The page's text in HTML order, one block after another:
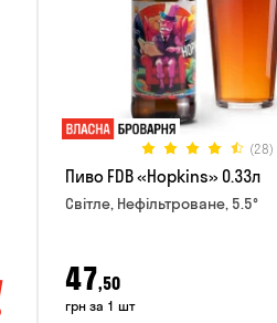
(28)
Пиво FDB «Hopkins» 0.33л
Світле, Нефільтроване, 5.5°
47,50
грн за 1 шт